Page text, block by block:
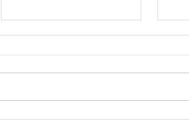
通信講座でもここまででき
はじ